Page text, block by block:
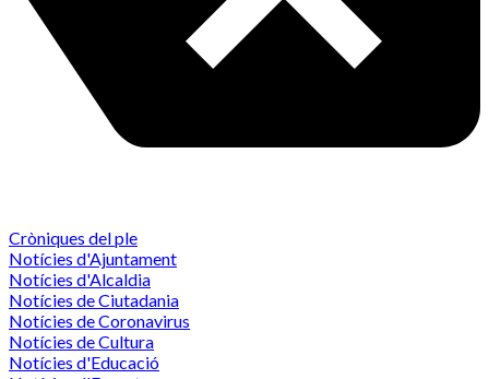
Cròniques del ple
Notícies d'Ajuntament
Notícies d'Alcaldia
Notícies de Ciutadania
Notícies de Coronavirus
Notícies de Cultura
Notícies d'Educació